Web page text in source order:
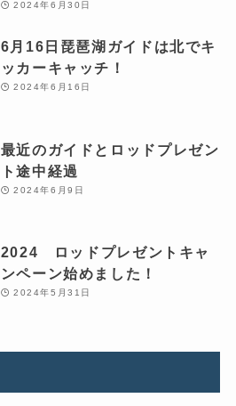
2024年6月30日
6月16日琵琶湖ガイドは北でキ
ッカーキャッチ！
2024年6月16日
最近のガイドとロッドプレゼン
ト途中経過
2024年6月9日
2024 ロッドプレゼントキャ
ンペーン始めました！
2024年5月31日